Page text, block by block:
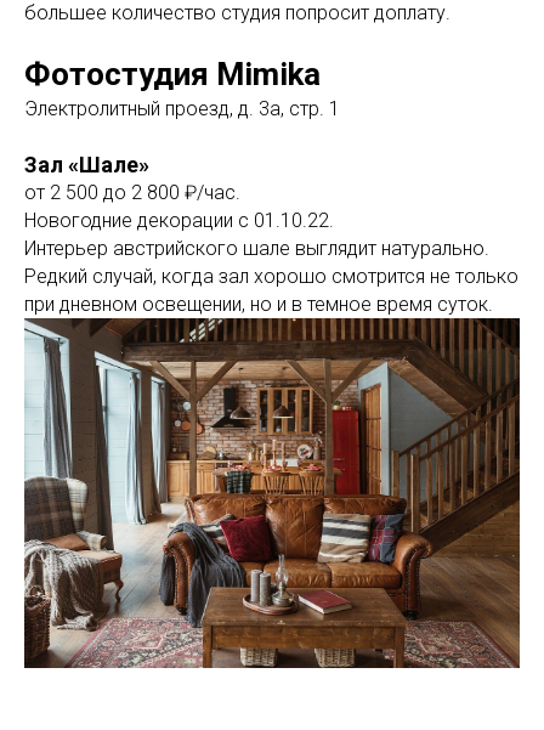
большее количество студия попросит доплату.
Фотостудия Mimika
Электролитный проезд, д. 3а, стр. 1
Зал «Шале»
от 2 500 до 2 800 ₽/час.
Новогодние декорации с 01.10.22.
Интерьер австрийского шале выглядит натурально.
Редкий случай, когда зал хорошо смотрится не только
при дневном освещении, но и в темное время суток.